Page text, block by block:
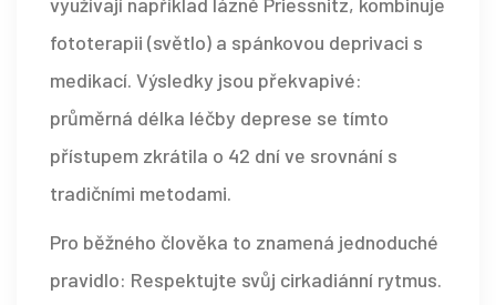
fototerapii (světlo) a spánkovou deprivaci s
medikací. Výsledky jsou překvapivé:
průměrná délka léčby deprese se tímto
přístupem zkrátila o 42 dní ve srovnání s
tradičními metodami.
Pro běžného člověka to znamená jednoduché
pravidlo: Respektujte svůj cirkadiánní rytmus.